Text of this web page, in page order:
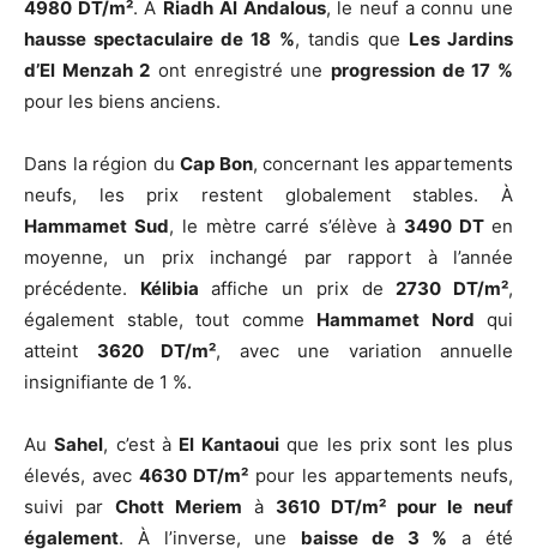
4980 DT/m². À Riadh Al Andalous, le neuf a connu une
hausse spectaculaire de 18 %, tandis que Les Jardins
d’El Menzah 2 ont enregistré uneprogression de 17 %
pour les biens anciens.
Dans la région du Cap Bon, concernant les appartements
neufs, les prix restent globalement stables. À
Hammamet Sud, le mètre carré s’élève à 3490 DTen
moyenne, un prix inchangé par rapport à l’année
précédente. Kélibia affiche un prix de 2730 DT/m²,
également stable, tout comme Hammamet Nord qui
atteint 3620 DT/m², avec une variation annuelle
insignifiante de 1 %.
AuSahel, c’est à El Kantaouique les prix sont les plus
élevés, avec 4630 DT/m² pour les appartements neufs,
suivi par Chott Meriem à 3610 DT/m² pour le neuf
également. À l’inverse, une baisse de 3 % a été